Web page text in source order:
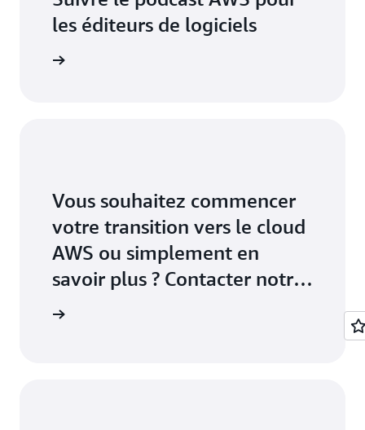
les éditeurs de logiciels
Vous souhaitez commencer
votre transition vers le cloud
AWS ou simplement en
savoir plus ? Contacter notre
équipe